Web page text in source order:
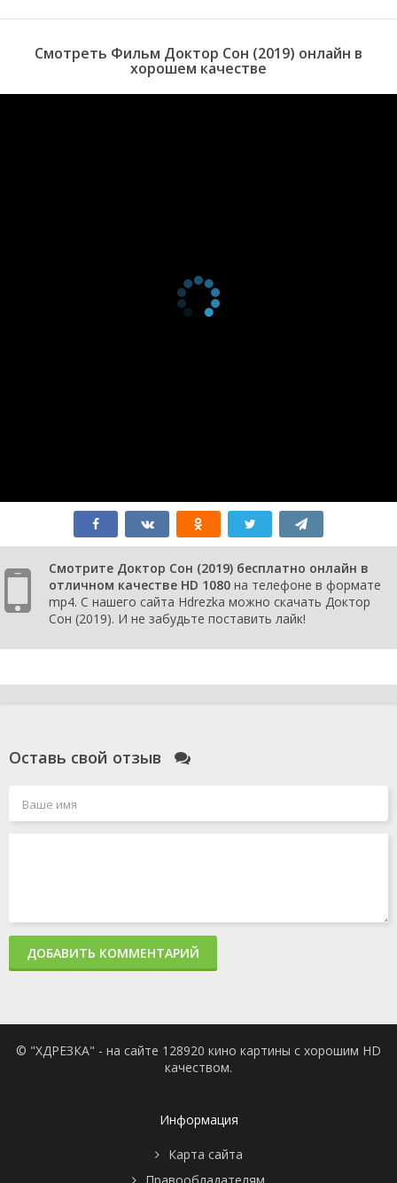
Смотреть Фильм Доктор Сон (2019) онлайн в
хорошем качестве
Смотрите Доктор Сон (2019) бесплатно онлайн в
отличном качестве HD 1080 на телефоне в формате
mp4. С нашего сайта Hdrezka можно скачать Доктор
Сон (2019). И не забудьте поставить лайк!
Оставь свой отзыв
ДОБАВИТЬ КОММЕНТАРИЙ
© "ХДРЕЗКА" - на сайте 128920 кино картины с хорошим HD
качеством.
Информация
Карта сайта